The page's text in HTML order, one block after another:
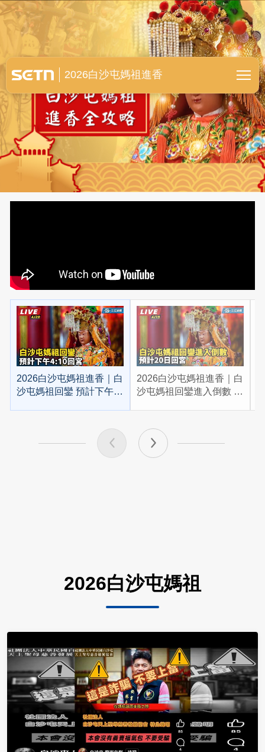
白沙屯媽祖進香全紀錄
2026白沙屯媽祖進香
2026白沙屯媽祖進香｜白
沙屯媽祖回鑾 預計下午
2026白沙屯媽祖進香｜白
沙屯媽祖回鑾進入倒數 預
2026白沙屯媽祖